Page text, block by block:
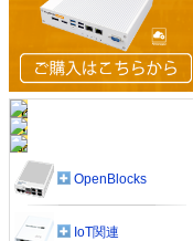
OpenBlocks
IoT関連